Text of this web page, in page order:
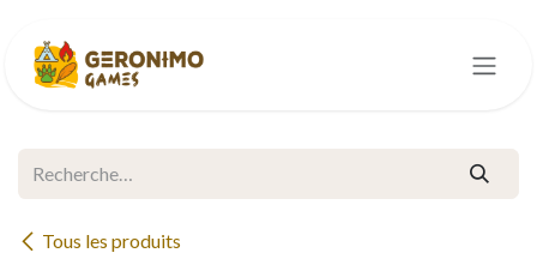
Tous les produits